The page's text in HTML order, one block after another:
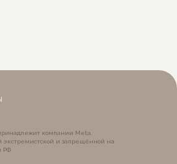
компании Meta,
экстремистской и запрещённой на
РФ